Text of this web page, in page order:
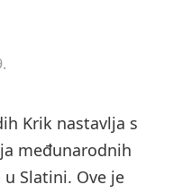
3,6 milijuna birača
prijelazima
Krik nastavlja s
međunarodnih
Slatini. Ove je